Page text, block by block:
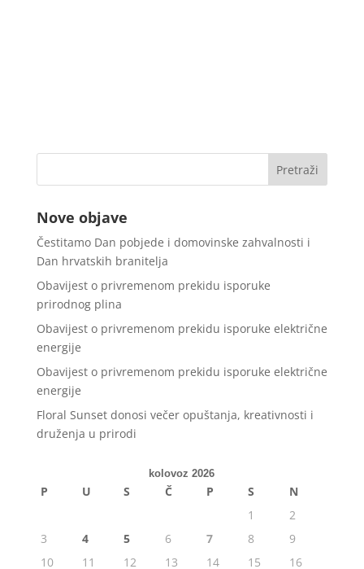
Nove objave
Čestitamo Dan pobjede i domovinske zahvalnosti i
Dan hrvatskih branitelja
Obavijest o privremenom prekidu isporuke
prirodnog plina
Obavijest o privremenom prekidu isporuke električne
energije
Obavijest o privremenom prekidu isporuke električne
energije
Floral Sunset donosi večer opuštanja, kreativnosti i
druženja u prirodi
kolovoz 2026
P U S Č P S
N
1
2
3
4 5 6 7 8
9
10
11 12 13 14 15 16